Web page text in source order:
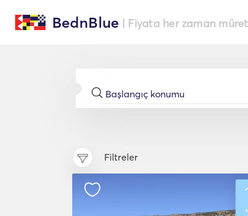
BednBlue | Fiyata her zaman
Filtreler